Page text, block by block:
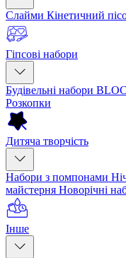
Слайми Кінетичний
Гіпсові набори
Будівельні набори
Розкопки
Дитяча творчість
Набори з помпонами
майстерня Новорічні
Інше